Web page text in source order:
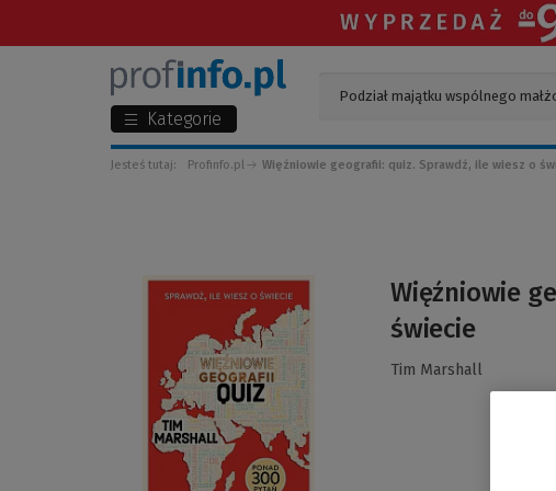
Kategorie
Jesteś tutaj: Profinfo.pl Więźniowie geografii: quiz. Sprawdź, ile wiesz o
Więźniowie
świecie
Tim Marshall